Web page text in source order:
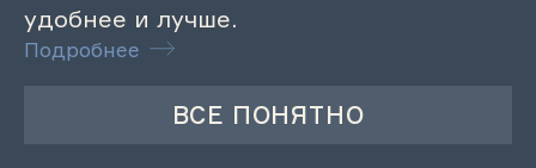
Лекция «Трудовые подвиги
передовиков производства села
удобнее и лучше.
Подробнее